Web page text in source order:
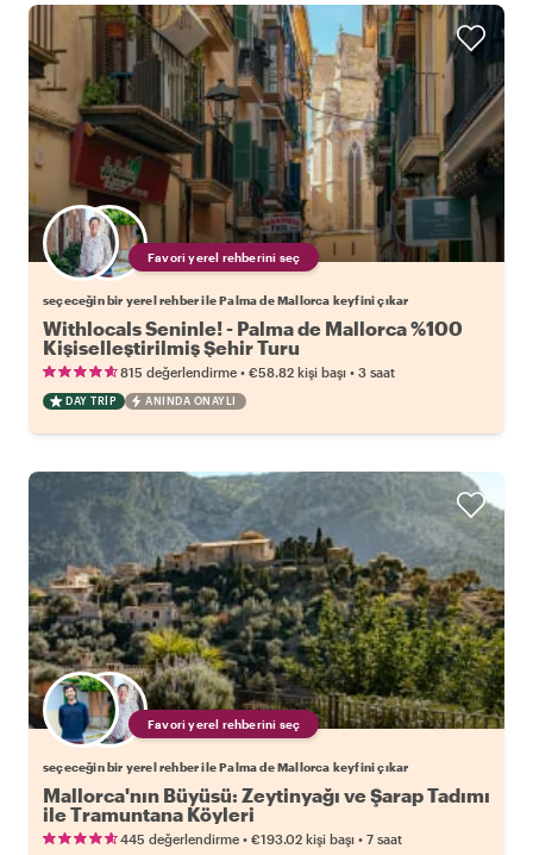
Favori yerel rehberini seç
seçeceğin bir yerel rehber ile Palma de Mallorca keyfini çıkar
Withlocals Seninle! - Palma de Mallorca %100
Kişiselleştirilmiş Şehir Turu
815 değerlendirme • €58.82 kişi başı • 3 saat
DAY TRIP ANINDA ONAYLI
Favori yerel rehberini seç
seçeceğin bir yerel rehber ile Palma de Mallorca keyfini çıkar
Mallorca'nın Büyüsü: Zeytinyağı ve Şarap Tadımı
ile Tramuntana Köyleri
445 değerlendirme • €193.02 kişi başı • 7 saat